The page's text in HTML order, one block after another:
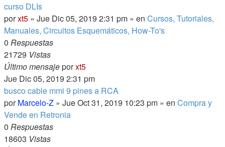
curso DLIs
porxt5 » Jue Dic 05, 2019 2:31 pm » en Cursos, Tutoriales,
Manuales, Circuitos Esquemáticos, How-To's
0 Respuestas
21729 Vistas
Último mensajeporxt5
Jue Dic 05, 2019 2:31 pm
busco cable mmi 9 pines a RCA
porMarcelo-Z » Jue Oct 31, 2019 10:23 pm » en Compra y
Vende en Retronia
0 Respuestas
18603 Vistas